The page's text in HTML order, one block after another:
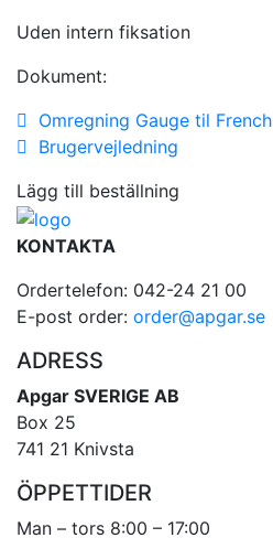
Uden intern fiksation
Dokument:
Omregning Gauge til French
Brugervejledning
Lägg till beställning
KONTAKTA
Ordertelefon: 042-24 21 00
E-post order: order@apgar.se
ADRESS
Apgar SVERIGE AB
Box 25
741 21 Knivsta
ÖPPETTIDER
Man – tors 8:00 – 17:00